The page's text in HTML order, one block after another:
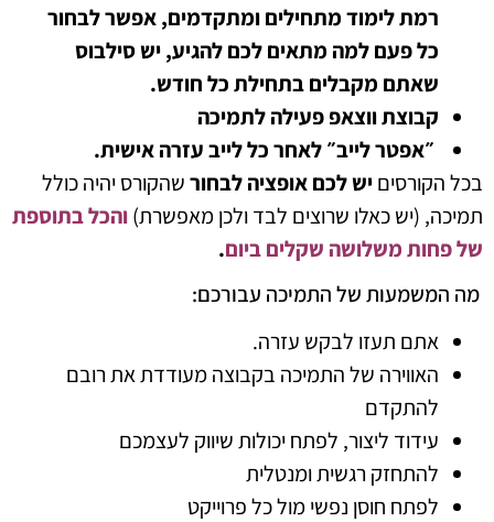
רמת לימוד מתחילים ומתקדמים, אפשר לבחור
כל פעם למה מתאים לכם להגיע, יש סילבוס
שאתם מקבלים בתחילת כל חודש.
קבוצת ווצאפ פעילה לתמיכה
״אפטר לייב״ לאחר כל לייב עזרה אישית.
בכל הקורסיםיש לכם אופציה לבחורשהקורס יהיה כולל
תמיכה, (יש כאלו שרוצים לבד ולכן מאפשרת)והכל בתוספת
של פחות משלושה שקלים ביום.
מה המשמעות של התמיכה עבורכם:
אתם תעזו לבקש עזרה.
האווירה של התמיכה בקבוצה מעודדת את רובם
להתקדם
עידוד ליצור, לפתח יכולות שיווק לעצמכם
להתחזק רגשית ומנטלית
לפתח חוסן נפשי מול כל פרוייקט